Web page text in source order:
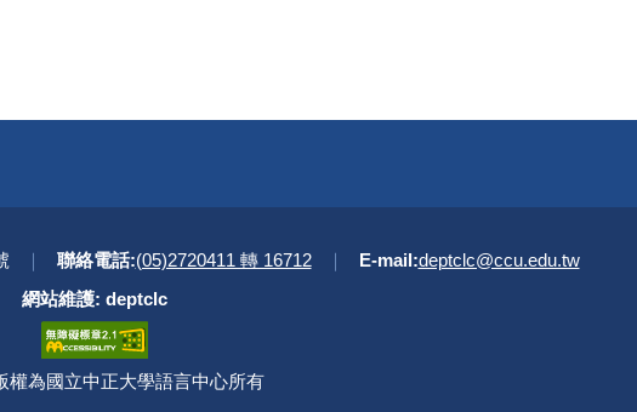
｜ 聯絡電話:(05)2720411 轉 16712 ｜ E-mail:deptclc@ccu.edu.tw
網站維護: deptclc
權為國立中正大學語言中心所有